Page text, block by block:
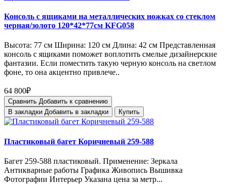
Консоль с ящиками на металлических ножках со стеклом
черная/золото 120*42*77см KFG058
Высота: 77 см Ширина: 120 см Длина: 42 см Представленная
консоль с ящиками поможет воплотить смелые дизайнерские
фантазии. Если поместить такую черную консоль на светлом
фоне, то она акцентно привлече..
64 800₽
Сравнить Добавить к сравнению
В закладки Добавить в закладки Купить
Пластиковый багет Коричневый 259-588
Багет 259-588 пластиковый. Применение: Зеркала
Антикварные работы Графика Живопись Вышивка
Фотографии Интерьер Указана цена за метр...